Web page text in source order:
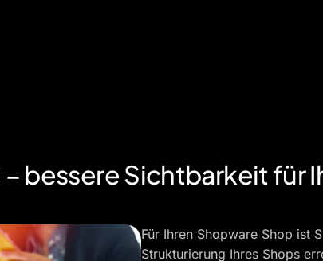
– bessere Sichtbarkeit für
Für Ihren Shopware Shop ist
Strukturierung Ihres Shops